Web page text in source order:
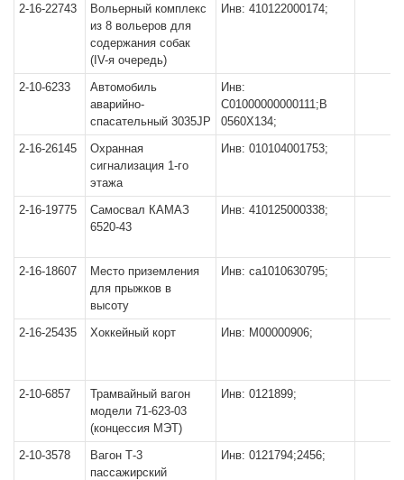
2-16-22743
Вольерный комплекс
из 8 вольеров для
содержания собак
(IV-я очередь)
Инв: 410122000174;
2-10-6233
Автомобиль
аварийно-
спасательный 3035JP
Инв:
С01000000000111;В
0560Х134;
2-16-26145
Охранная
сигнализация 1-го
этажа
Инв: 010104001753;
2-16-19775
Самосвал КАМАЗ
6520-43
Инв: 410125000338;
2-16-18607
Место приземления
для прыжков в
высоту
Инв: са1010630795;
2-16-25435 Хоккейный корт Инв: М00000906;
2-10-6857
Трамвайный вагон
модели 71-623-03
(концессия МЭТ)
Инв: 0121899;
2-10-3578
Вагон Т-3
пассажирский
Инв: 0121794;2456;